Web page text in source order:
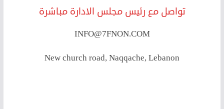
تواصل مع رئيس مجلس الادارة مباشرة
INFO@7FNON.COM
New church road, Naqqache, Lebanon